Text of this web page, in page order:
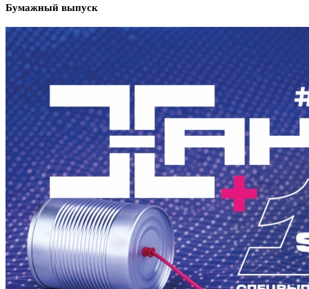
Бумажный выпуск